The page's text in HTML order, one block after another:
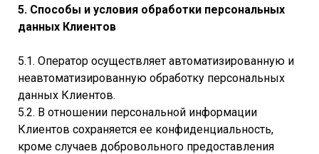
5. Способы и условия обработки персональных
данных Клиентов
5.1. Оператор осуществляет автоматизированную и
неавтоматизированную обработку персональных
данных Клиентов.
5.2. В отношении персональной информации
Клиентов сохраняется ее конфиденциальность,
кроме случаев добровольного предоставления